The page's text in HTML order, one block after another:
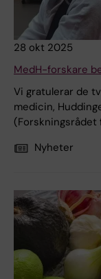
28 okt 2025
MedH-forskare
Vi gratulerar de
medicin,
(Forskningsrådet
Nyheter